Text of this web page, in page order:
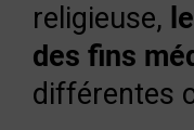
religieuse,
des fins
différentes